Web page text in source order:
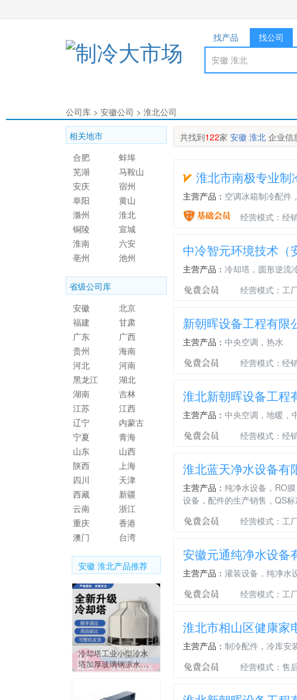
找产品 找公司
公司库 > 安徽公司 > 淮北公司
共找到122家 安徽 淮北企业信
淮北市南极专业制
主营产品： 空调冰箱制冷配件
经营模式：经
中冷智元环境技术（
主营产品： 冷却塔，圆形逆流
经营模式：工
新朝晖设备工程有限
主营产品： 中央空调，热水
经营模式：经
淮北新朝晖设备工程
主营产品： 中央空调，地暖，
经营模式：经
淮北蓝天净水设备有
主营产品： 纯净水设备，RO
设备，配件的生产销售，QS
经营模式：工
安徽元通纯净水设备
主营产品： 灌装设备，纯净水
经营模式：工
淮北市相山区健康家
主营产品： 制冷配件，冷库安
经营模式：售
相关地市
合肥
蚌埠
芜湖
马鞍山
安庆
宿州
阜阳
黄山
滁州
淮北
铜陵
宣城
淮南
六安
亳州
池州
省级公司库
安徽
北京
福建
甘肃
广东
广西
贵州
海南
河北
河南
黑龙江
湖北
湖南
吉林
江苏
江西
辽宁
内蒙古
宁夏
青海
山东
山西
陕西
上海
四川
天津
西藏
新疆
云南
浙江
重庆
香港
澳门
台湾
安徽 淮北产品推荐
冷却塔工业小型冷水
塔加厚玻璃钢凉水塔
10T至200吨圆形降温